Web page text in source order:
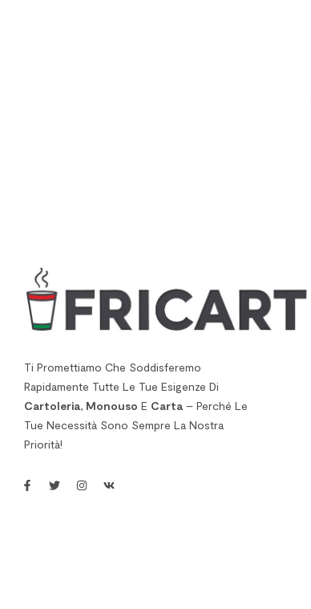
Ti Promettiamo Che Soddisferemo
Rapidamente Tutte Le Tue Esigenze Di
Cartoleria, Monouso E Carta – Perché Le
Tue Necessità Sono Sempre La Nostra
Priorità!